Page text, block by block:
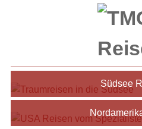
Australien
Südsee